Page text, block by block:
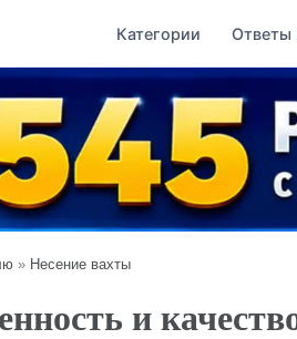
Категории Ответы
» Несение вахты
и